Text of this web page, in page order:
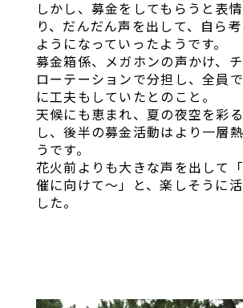
しかし、募金をしてもらうと表
り、だんだん声を出して、自ら
ようになっていったようです。
募金箱係、メガホンの声かけ、
ローテーションで分担し、全員
に工夫もしていたとのこと。
天候にも恵まれ、夏の夜空を彩
し、後半の募金活動はより一層
うです。
花火前よりも大きな声を出して
催に向けて～」と、楽しそうに
した。